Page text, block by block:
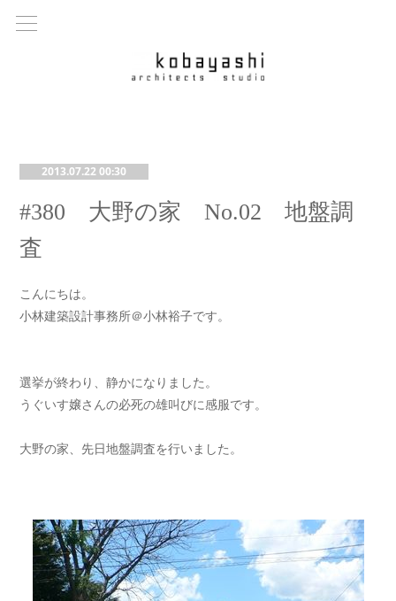
2013.07.22 00:30
#380 大野の家 No.02 地盤調
査
こんにちは。
小林建築設計事務所＠小林裕子です。
選挙が終わり、静かになりました。
うぐいす嬢さんの必死の雄叫びに感服です。
大野の家、先日地盤調査を行いました。